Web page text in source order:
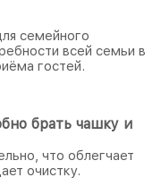
семейного
всей семьи в
гостей.
брать чашку и
что облегчает
очистку.